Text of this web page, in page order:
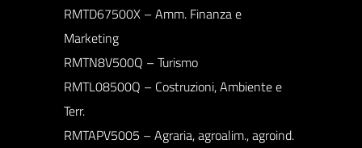
RMTD67500X – Amm. Finanza e
Marketing
RMTN8V500Q – Turismo
RMTL08500Q – Costruzioni, Ambiente e
Terr.
RMTAPV5005 – Agraria, agroalim., agroind.